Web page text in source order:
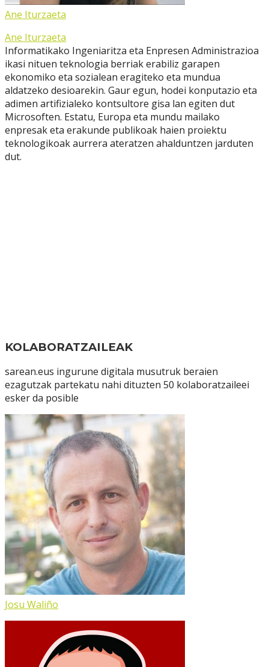
Ane Iturzaeta
Ane Iturzaeta
Informatikako Ingeniaritza eta Enpresen Administrazioa
ikasi nituen teknologia berriak erabiliz garapen
ekonomiko eta sozialean eragiteko eta mundua
aldatzeko desioarekin. Gaur egun, hodei konputazio eta
adimen artifizialeko kontsultore gisa lan egiten dut
Microsoften. Estatu, Europa eta mundu mailako
enpresak eta erakunde publikoak haien proiektu
teknologikoak aurrera ateratzen ahalduntzen jarduten
dut.
KOLABORATZAILEAK
sarean.eus ingurune digitala musutruk beraien
ezagutzak partekatu nahi dituzten 50 kolaboratzaileei
esker da posible
Josu Waliño